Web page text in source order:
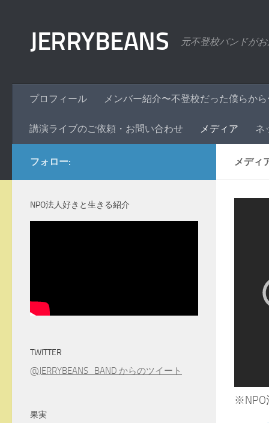
JERRYBEANS 元不登校バンドが
プロフィール メンバー紹介〜不登校だった僕らか
講演ライブのご依頼・お問い合わせ メディア ネ
メディ
※NPO
フォロー:
NPO法人好きと生きる紹介
TWITTER
@JERRYBEANS_BAND からのツイート
果実